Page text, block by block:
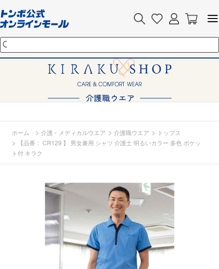
ホーム > 介護・メディカルウエア > 介護職ウエア > トップス
>
【品番： CR129 】 男女兼用 シャツ 介護士 明るいカラー 多色 ポケッ
ト付 キラク